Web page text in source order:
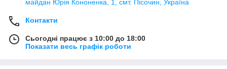
майдан Юрія Кононенка, 1, смт. Пісочин, Україна
Контакти
Сьогодні працює з 10:00 до 18:00
Показати весь графік роботи